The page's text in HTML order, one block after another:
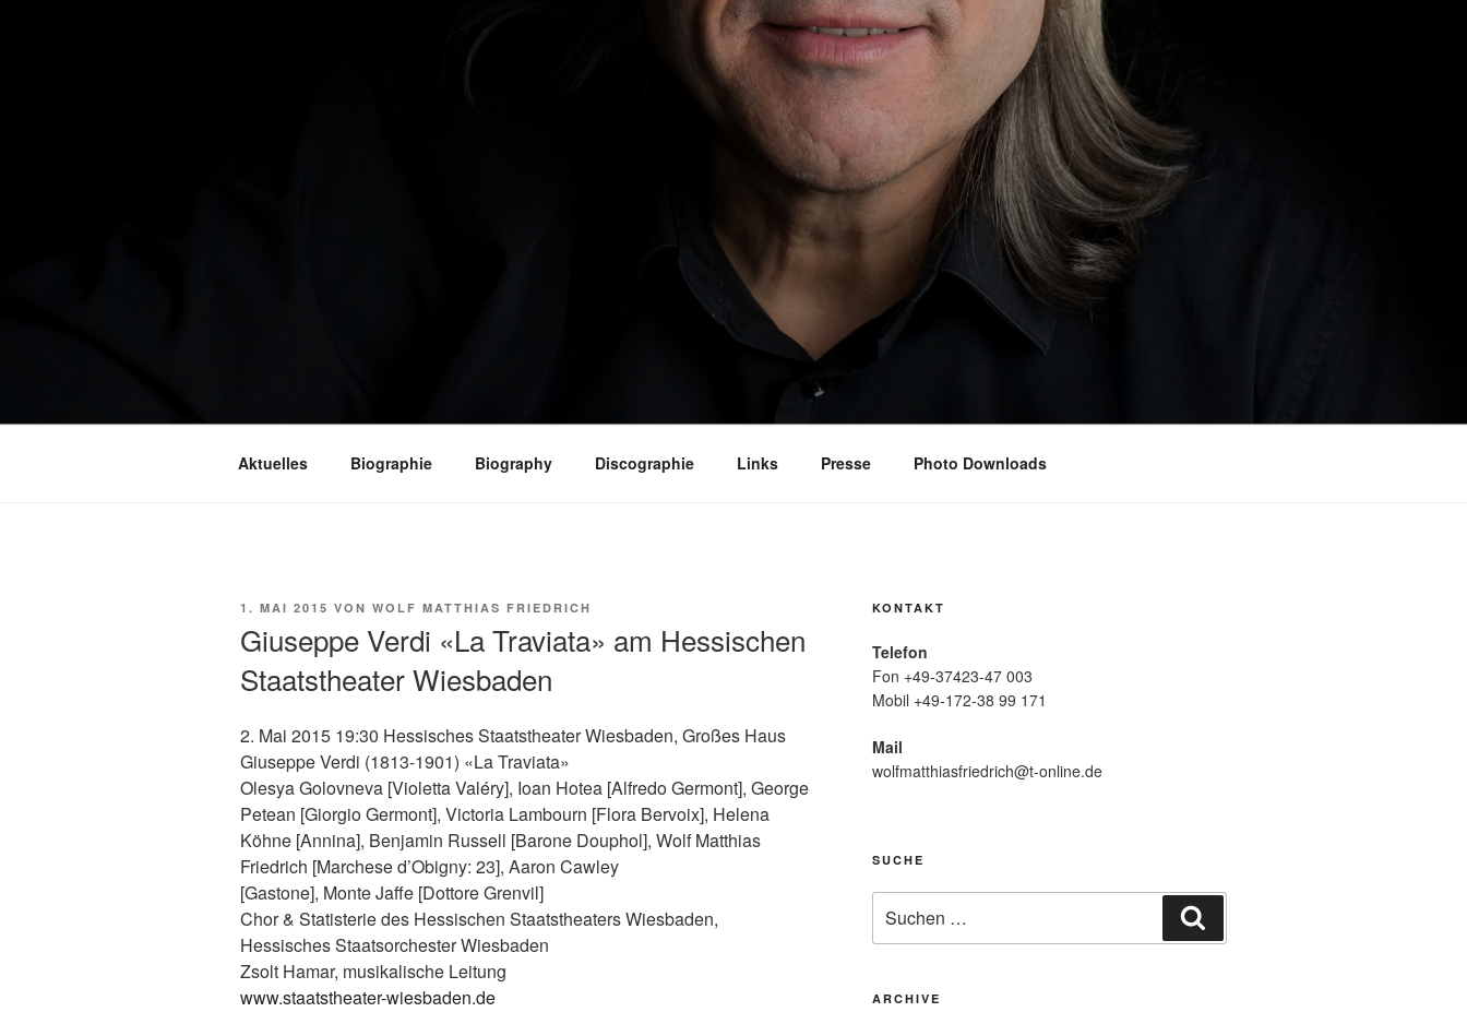
Aktuelles Biographie Biography Discographie Links Presse Photo Downloads
VERÖFFENTLICHT
1. MAI 2015 VON WOLF MATTHIAS FRIEDRICH
Giuseppe Verdi «La Traviata» am Hessischen
Staatstheater Wiesbaden
2. Mai 2015 19:30 Hessisches Staatstheater Wiesbaden, Großes Haus
Giuseppe Verdi (1813-1901) «La Traviata»
Olesya Golovneva [Violetta Valéry], Ioan Hotea [Alfredo Germont], George
Petean [Giorgio Germont], Victoria Lambourn [Flora Bervoix], Helena
Köhne [Annina], Benjamin Russell [Barone Douphol], Wolf Matthias
Friedrich [Marchese d’Obigny: 23], Aaron Cawley
[Gastone], Monte Jaffe [Dottore Grenvil]
Chor & Statisterie des Hessischen Staatstheaters Wiesbaden,
Hessisches Staatsorchester Wiesbaden
Zsolt Hamar, musikalische Leitung
www.staatstheater-wiesbaden.de
KONTAKT
Telefon
Fon +49-37423-47 003
Mobil +49-172-38 99 171
Mail
wolfmatthiasfriedrich@t-online.de
SUCHE
nach:
ARCHIVE